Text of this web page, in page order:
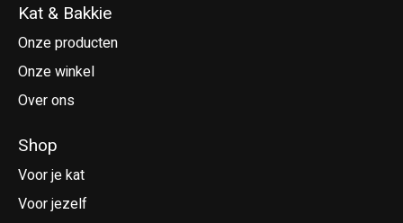
Kat & Bakkie
Onze producten
Onze winkel
Over ons
Shop
Voor je kat
Voor jezelf